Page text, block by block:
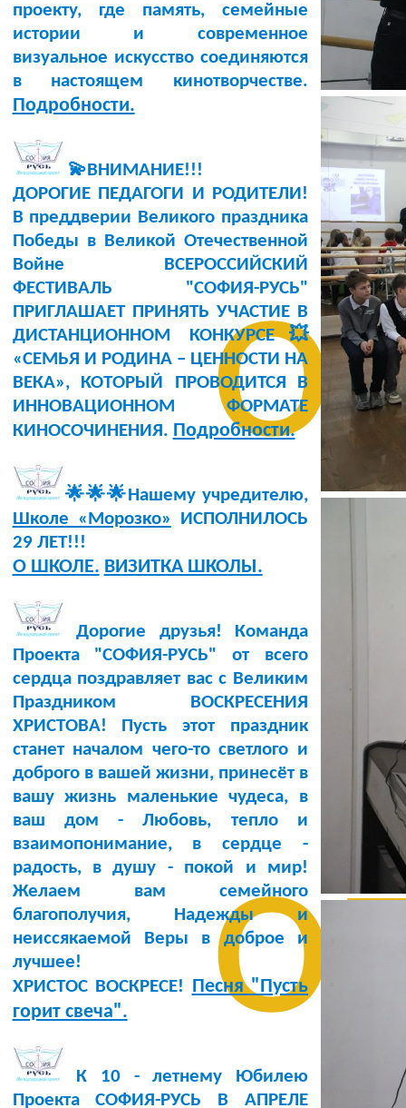
проекту, где память, семейные
истории и современное
визуальное искусство соединяются
в настоящем кинотворчестве.
Подробности.
💫ВНИМАНИЕ!!!
ДОРОГИЕ ПЕДАГОГИ И РОДИТЕЛИ!
В преддверии Великого праздника
Победы в Великой Отечественной
Войне ВСЕРОССИЙСКИЙ
ФЕСТИВАЛЬ "СОФИЯ-РУСЬ"
ПРИГЛАШАЕТ ПРИНЯТЬ УЧАСТИЕ В
ДИСТАНЦИОННОМ КОНКУРСЕ💥
«СЕМЬЯ И РОДИНА – ЦЕННОСТИ НА
ВЕКА», КОТОРЫЙ ПРОВОДИТСЯ В
ИННОВАЦИОННОМ ФОРМАТЕ
КИНОСОЧИНЕНИЯ. Подробности.
🌟🌟🌟Нашему учредителю,
Школе «Морозко» ИСПОЛНИЛОСЬ
29 ЛЕТ!!!
О ШКОЛЕ. ВИЗИТКА ШКОЛЫ.
Дорогие друзья! Команда
Проекта "СОФИЯ-РУСЬ" от всего
сердца поздравляет вас с Великим
Праздником ВОСКРЕСЕНИЯ
ХРИСТОВА! Пусть этот праздник
станет началом чего-то светлого и
доброго в вашей жизни, принесёт в
вашу жизнь маленькие чудеса, в
ваш дом - Любовь, тепло и
взаимопонимание, в сердце -
радость, в душу - покой и мир!
Желаем вам семейного
благополучия, Надежды и
неиссякаемой Веры в доброе и
лучшее!
ХРИСТОС ВОСКРЕСЕ! Песня "Пусть
горит свеча".
К 10 - летнему Юбилею
Проекта СОФИЯ-РУСЬ В АПРЕЛЕ